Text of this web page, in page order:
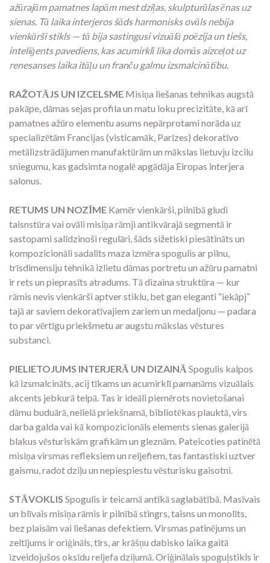
ažūrajām pamatnes lapām mest dziļas, skulpturālas ēnas uz
sienas. Tā laika interjeros šāds harmonisks ovāls nebija
vienkārši stikls — tā bija sastingusi vizuālā poēzija un tiešs,
inteliģents pavediens, kas acumirklī lika domās aizceļot uz
renesanses laika itāļu un franču galmu izsmalcinātību.
RAŽOTĀJS UN IZCELSME Misiņa liešanas tehnikas augstā
pakāpe, dāmas sejas profila un matu loku precizitāte, kā arī
pamatnes ažūro elementu asums nepārprotami norāda uz
specializētām Francijas (visticamāk, Parīzes) dekoratīvo
metālizstrādājumen manufaktūrām un mākslas lietuvju izcilu
sniegumu, kas gadsimta nogalē apgādāja Eiropas interjera
salonus.
RETUMS UN NOZĪME Kamēr vienkārši, pilnībā gludi
taisnstūra vai ovāli misiņa rāmji antikvārajā segmentā ir
sastopami salīdzinoši regulāri, šāds sižetiski piesātināts un
kompozicionāli sadalīts maza izmēra spogulis ar pilnu,
trīsdimensiju tehnikā izlietu dāmas portretu un ažūru pamatni
ir rets un pieprasīts atradums. Tā dizaina struktūra — kur
rāmis nevis vienkārši aptver stiklu, bet gan eleganti “iekāpj”
tajā ar saviem dekoratīvajiem zariem un medaljonu — padara
to par vērtīgu priekšmetu ar augstu mākslas vēstures
substanci.
PIELIETOJUMS INTERJERĀ UN DIZAINĀ Spogulis kalpos
kā izsmalcināts, acij tīkams un acumirklī pamanāms vizuālais
akcents jebkurā telpā. Tas ir ideāli piemērots novietošanai
dāmu buduārā, nelielā priekšnamā, bibliotēkas plauktā, virs
darba galda vai kā kompozicionāls elements sienas galerijā
blakus vēsturiskām grafikām un gleznām. Pateicoties patinētā
misiņa virsmas refleksiem un reljefiem, tas fantastiski uztver
gaismu, radot dziļu un nepiespiestu vēsturisku gaisotni.
STĀVOKLIS Spogulis ir teicamā antīkā saglabātībā. Masīvais
un blīvais misiņa rāmis ir pilnībā stingrs, taisns un monolīts,
bez plaisām vai liešanas defektiem. Virsmas patinējums un
zeltījums ir oriģināls, tīrs, ar krāšņu dabisko laika gaitā
izveidojušos oksīdu reljefa dziļumā. Oriģinālais spoguļstikls ir